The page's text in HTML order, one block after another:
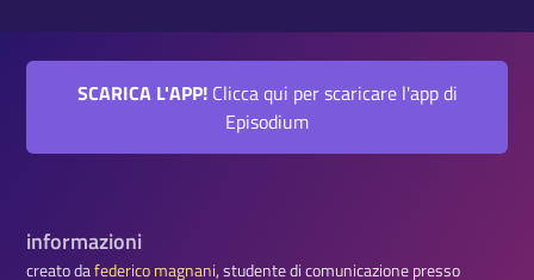
SCARICA L'APP!Clicca qui per scaricare l'app di
Episodium
informazioni
creato dafederico magnani, studente di comunicazione presso